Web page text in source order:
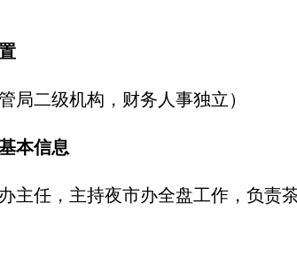
局二级机构，财务人事独立）
本信息
主任，主持夜市办全盘工作，负责